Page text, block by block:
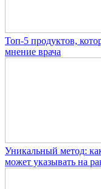
Топ-5 продуктов,
мнение врача
Уникальный метод:
может указывать на